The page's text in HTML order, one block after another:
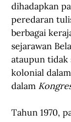
dihadapkan
peredaran
berbagai
sejarawan
ataupun tidak
kolonial
dalam
Tahun 1970,